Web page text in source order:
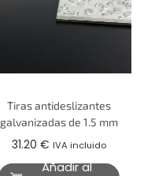
Tiras antideslizantes
galvanizadas de 1.5 mm
31.20 € IVA incluido
Añadir al